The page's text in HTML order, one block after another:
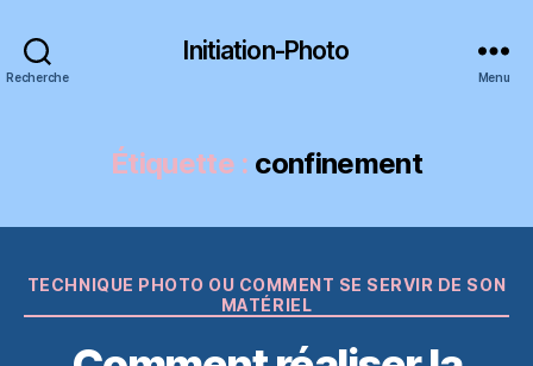
Recherche
Initiation-Photo
Menu
Étiquette : confinement
Catégories
TECHNIQUE PHOTO OU COMMENT SE SERVIR DE SON
MATÉRIEL